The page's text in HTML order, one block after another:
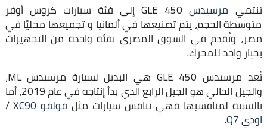
تنتمي مرسيدس GLE 450 إلى فئة سيارات كروس أوفر
متوسطة الحجم، يتم تصنيعها في ألمانيا و تجميعها محليًا في
مصر، وتُقدم في السوق المصري بفئة واحدة من التجهيزات
بخيار واحد للمحرك.
تُعد مرسيدس GLE 450 هي البديل لسيارة مرسيدس ML،
والجيل الحالي هو الجيل الرابع الذي بدأ إنتاجه في عام 2019، أما
بالنسبة لمنافسيها فهي تنافس سيارات مثلفولفو XC90 /
اودي Q7
.